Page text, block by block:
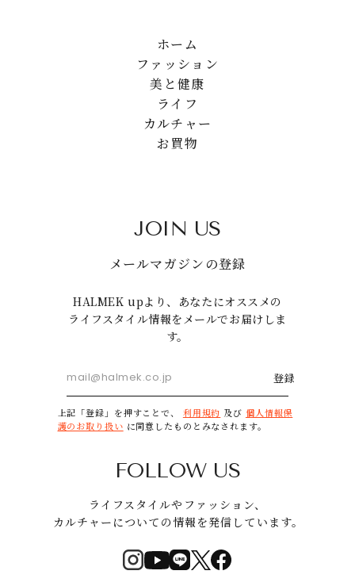
ホーム
ファッション
美と健康
ライフ
カルチャー
お買物
JOIN US
メールマガジンの登録
HALMEK upより、あなたにオススメの
ライフスタイル情報をメールでお届けしま
す。
登録
上記「登録」を押すことで、 利用規約 及び 個人情報保
護のお取り扱い に同意したものとみなされます。
FOLLOW US
ライフスタイルやファッション、
カルチャーについての情報を発信しています。